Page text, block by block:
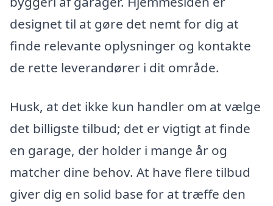
designet til at gøre det nemt for dig at
finde relevante oplysninger og kontakte
de rette leverandører i dit område.
Husk, at det ikke kun handler om at vælge
det billigste tilbud; det er vigtigt at finde
en garage, der holder i mange år og
matcher dine behov. At have flere tilbud
giver dig en solid base for at træffe den